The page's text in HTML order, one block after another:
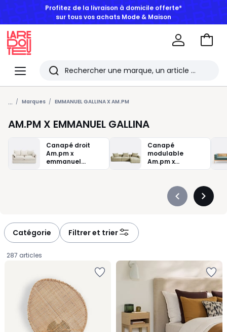
BONS PLANS | Jusqu'à -50% dès 2 articles*
Menu
Redoute
Rechercher
Les
derniers
articles
consultés
Aller
... Marques EMMANUEL GALLINA X AM.PM
AM.PM X EMMANUEL GALLINA
Canapé droit
Am.pm x
emmanuel
gallina
Canapé
modulable
Am.pm x
emmanuel
Précédent
Catégorie Filtrer et trier
287 articles